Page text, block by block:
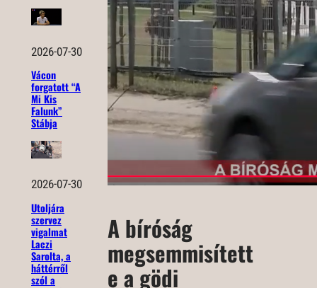
2026-07-30
Vácon
forgatott “A
Mi Kis
Falunk”
Stábja
2026-07-30
Utoljára
szervez
vigalmat
Laczi
Sarolta, a
háttérről
szól a
A bíróság
megsemmisített
e a gödi